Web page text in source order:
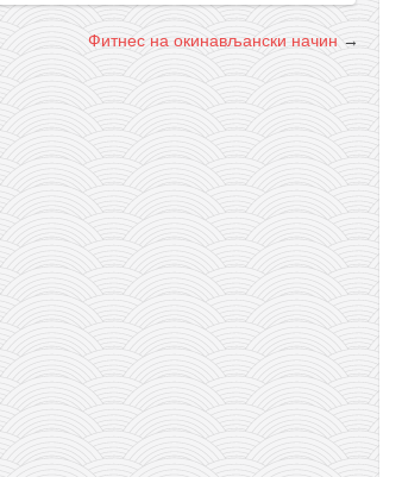
Фитнес на окинављански начин→